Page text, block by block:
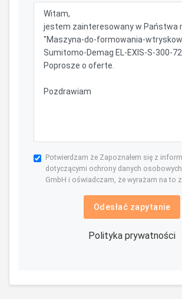
Potwierdzam że Zapoznałem się z
dotyczącymi ochrony danych
GmbH i oświadczam, że wyrażam na to
Odesłać zapytanie
Polityka prywatności